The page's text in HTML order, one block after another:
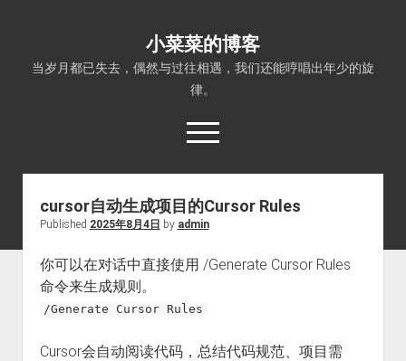
小菜菜的博客
当岁月都已失去，偶然与过往相遇，我们还能哼唱出年少的旋
律。
open
menu
cursor自动生成项目的Cursor Rules
Published 2025年8月4日 by admin
你可以在对话中直接使用 /Generate Cursor Rules
命令来生成规则。
/Generate Cursor Rules
Cursor会自动阅读代码，总结代码规范、项目需